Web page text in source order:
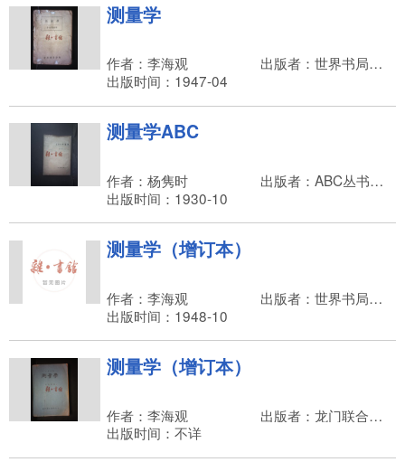
测量学
作者：李海观
出版者：世界书局，李煜瀛
出版时间：1947-04
测量学ABC
作者：杨隽时
出版者：ABC丛书社，世界书局
出版时间：1930-10
测量学（增订本）
作者：李海观
出版者：世界书局，张静江
出版时间：1948-10
测量学（增订本）
作者：李海观
出版者：龙门联合书局
出版时间：不详